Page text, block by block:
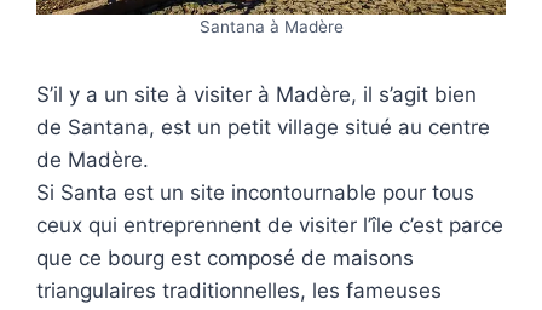
Santana à Madère
S’il y a un site à visiter à Madère, il s’agit bien
de Santana, est un petit village situé au centre
de Madère.
Si Santa est un site incontournable pour tous
ceux qui entreprennent de visiter l’île c’est parce
que ce bourg est composé de maisons
triangulaires traditionnelles, les fameuses